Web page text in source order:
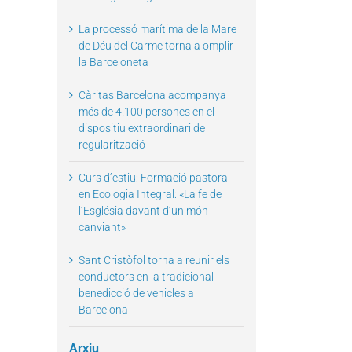
La processó marítima de la Mare
de Déu del Carme torna a omplir
la Barceloneta
Càritas Barcelona acompanya
més de 4.100 persones en el
dispositiu extraordinari de
regularització
Curs d’estiu: Formació pastoral
en Ecologia Integral: «La fe de
l’Església davant d’un món
canviant»
Sant Cristòfol torna a reunir els
conductors en la tradicional
benedicció de vehicles a
Barcelona
Arxiu